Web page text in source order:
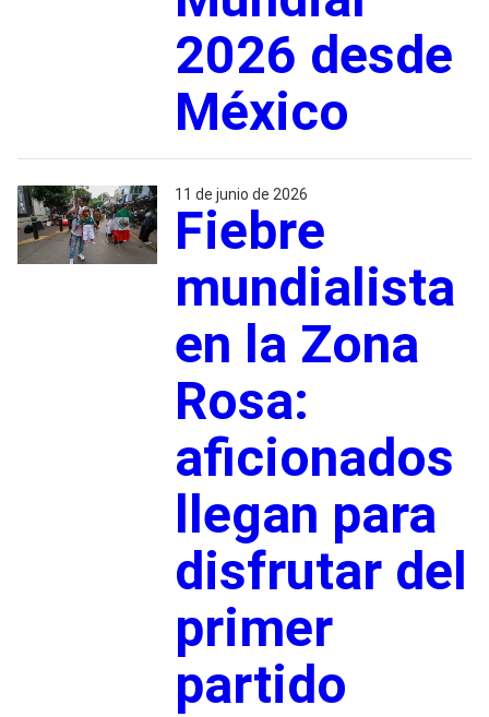
2026 desde
México
11 de junio de 2026
Fiebre
mundialista
en la Zona
Rosa:
aficionados
llegan para
disfrutar del
primer
partido